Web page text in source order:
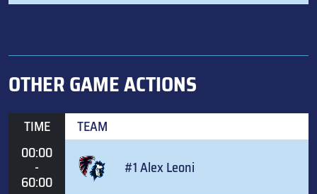
OTHER GAME ACTIONS
TIME
TEAM
00:00
-
60:00
#1 Alex Leoni